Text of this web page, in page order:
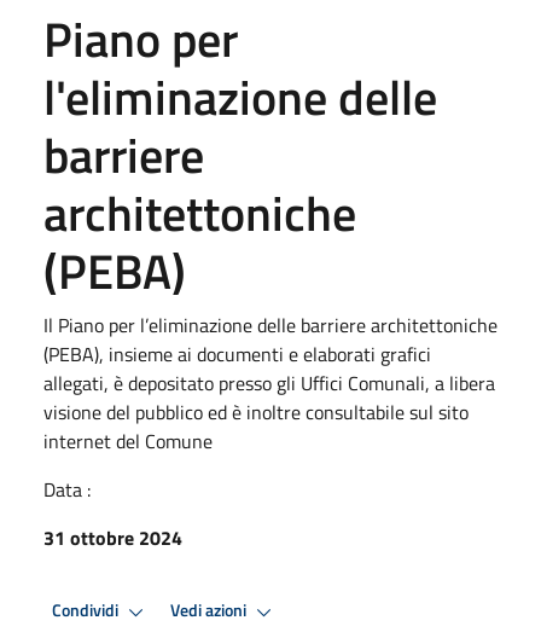
Piano per
l'eliminazione delle
barriere
architettoniche
(PEBA)
Il Piano per l’eliminazione delle barriere architettoniche
(PEBA), insieme ai documenti e elaborati grafici
allegati, è depositato presso gli Uffici Comunali, a libera
visione del pubblico ed è inoltre consultabile sul sito
internet del Comune
Data :
31 ottobre 2024
Condividi Vedi azioni